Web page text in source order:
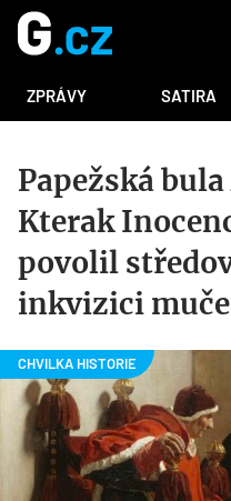
ZPRÁVY SATIRA
Papežská
Kterak
povolil
inkvizici